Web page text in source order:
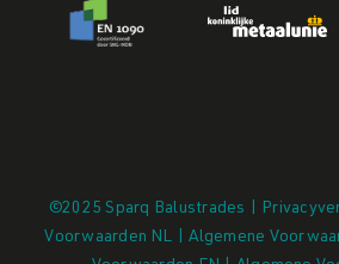
©2025 Sparq Balustrades |
Voorwaarden NL |Algemene